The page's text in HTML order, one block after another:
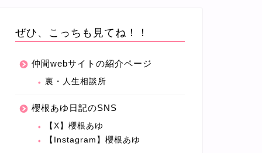
ぜひ、こっちも見てね！！
仲間webサイトの紹介ページ
裏・人生相談所
櫻根あゆ日記のSNS
【X】櫻根あゆ
【Instagram】櫻根あゆ